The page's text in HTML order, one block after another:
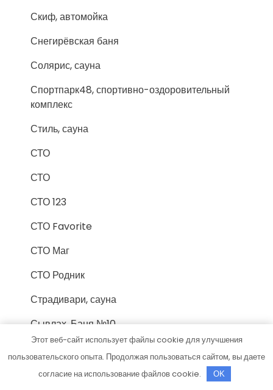
Скиф, автомойка
Снегирёвская баня
Солярис, сауна
Спортпарк48, спортивно-оздоровительный
комплекс
Стиль, сауна
СТО
СТО
СТО 123
СТО Favorite
СТО Маг
СТО Родник
Страдивари, сауна
Сывлах, Баня №10
Татьяна, банный комплекс
Этот веб-сайт использует файлы cookie для улучшения
пользовательского опыта. Продолжая пользоваться сайтом, вы даете
согласие на использование файлов cookie.
OK